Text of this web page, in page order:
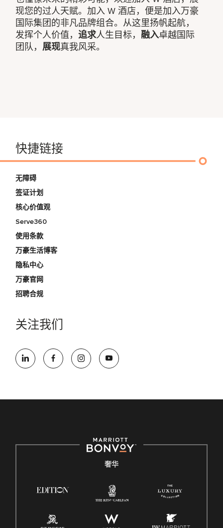
现您的过人天赋。加入 W 酒店，便是加入万豪
国际集团的非凡品牌组合。从这里扬帆起航，
发挥个人价值，追求人生目标， 融入卓越国际
团队， 展现真我风采。
快捷链接
无障碍
签证计划
核心价值观
Serve360
使用条款
万豪生活博客
隐私中心
万豪官网
招聘合规
关注我们
奢华